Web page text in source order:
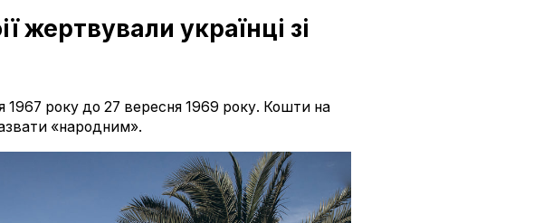
жертвували українці зі
1967 року до 27 вересня 1969 року. Кошти на
«народним».